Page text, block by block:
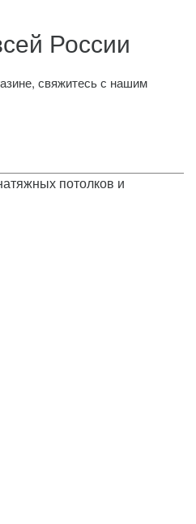
России
свяжитесь с нашим
потолков и